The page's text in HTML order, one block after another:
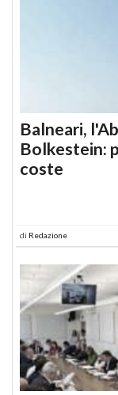
Balneari,
Bolkestein:
coste
di Redazione